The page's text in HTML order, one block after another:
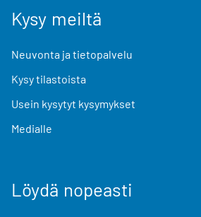
Kysy meiltä
Neuvonta ja tietopalvelu
Kysy tilastoista
Usein kysytyt kysymykset
Medialle
Löydä nopeasti